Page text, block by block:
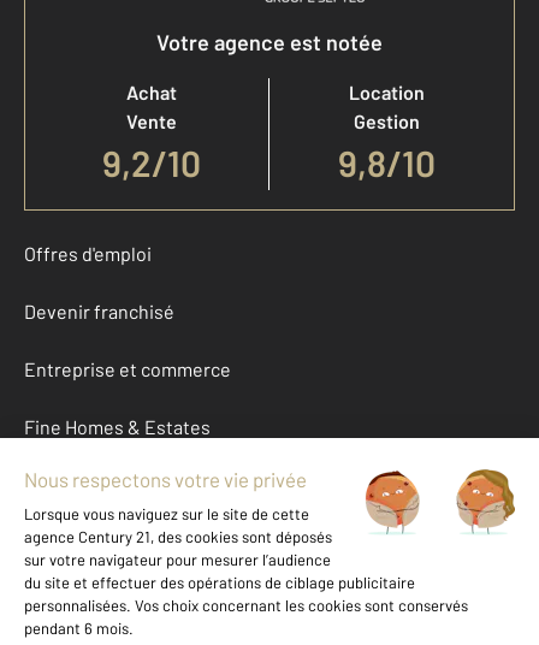
Votre agence est notée
Achat
Vente
9,2/10
Location
Gestion
9,8/10
Offres d'emploi
Devenir franchisé
Entreprise et commerce
Fine Homes & Estates
À propos
International
Nous contacter